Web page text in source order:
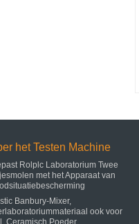
het Testen Machine
Rolplc Laboratorium Twee
met het Apparaat van
Banbury-Mixer,
ook voor